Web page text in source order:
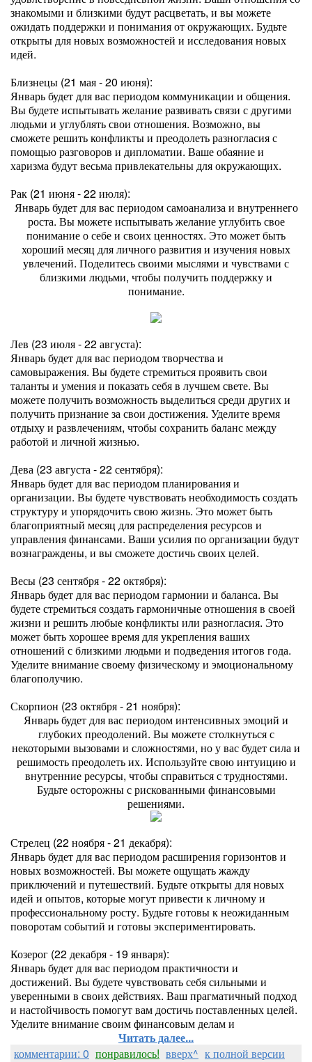
знакомыми и близкими будут расцветать, и вы можете
ожидать поддержки и понимания от окружающих. Будьте
открыты для новых возможностей и исследования новых
идей.
Близнецы (21 мая - 20 июня):
Январь будет для вас периодом коммуникации и общения.
Вы будете испытывать желание развивать связи с другими
людьми и углублять свои отношения. Возможно, вы
сможете решить конфликты и преодолеть разногласия с
помощью разговоров и дипломатии. Ваше обаяние и
харизма будут весьма привлекательны для окружающих.
Рак (21 июня - 22 июля):
Январь будет для вас периодом самоанализа и внутреннего
роста. Вы можете испытывать желание углубить свое
понимание о себе и своих ценностях. Это может быть
хороший месяц для личного развития и изучения новых
увлечений. Поделитесь своими мыслями и чувствами с
близкими людьми, чтобы получить поддержку и
понимание.
Лев (23 июля - 22 августа):
Январь будет для вас периодом творчества и
самовыражения. Вы будете стремиться проявить свои
таланты и умения и показать себя в лучшем свете. Вы
можете получить возможность выделиться среди других и
получить признание за свои достижения. Уделите время
отдыху и развлечениям, чтобы сохранить баланс между
работой и личной жизнью.
Дева (23 августа - 22 сентября):
Январь будет для вас периодом планирования и
организации. Вы будете чувствовать необходимость создать
структуру и упорядочить свою жизнь. Это может быть
благоприятный месяц для распределения ресурсов и
управления финансами. Ваши усилия по организации будут
вознаграждены, и вы сможете достичь своих целей.
Весы (23 сентября - 22 октября):
Январь будет для вас периодом гармонии и баланса. Вы
будете стремиться создать гармоничные отношения в своей
жизни и решить любые конфликты или разногласия. Это
может быть хорошее время для укрепления ваших
отношений с близкими людьми и подведения итогов года.
Уделите внимание своему физическому и эмоциональному
благополучию.
Скорпион (23 октября - 21 ноября):
Январь будет для вас периодом интенсивных эмоций и
глубоких преодолений. Вы можете столкнуться с
некоторыми вызовами и сложностями, но у вас будет сила и
решимость преодолеть их. Используйте свою интуицию и
внутренние ресурсы, чтобы справиться с трудностями.
Будьте осторожны с рискованными финансовыми
решениями.
Стрелец (22 ноября - 21 декабря):
Январь будет для вас периодом расширения горизонтов и
новых возможностей. Вы можете ощущать жажду
приключений и путешествий. Будьте открыты для новых
идей и опытов, которые могут привести к личному и
профессиональному росту. Будьте готовы к неожиданным
поворотам событий и готовы экспериментировать.
Козерог (22 декабря - 19 января):
Январь будет для вас периодом практичности и
достижений. Вы будете чувствовать себя сильными и
уверенными в своих действиях. Ваш прагматичный подход
и настойчивость помогут вам достичь поставленных целей.
Уделите внимание своим финансовым делам и
Читать далее...
комментарии: 0 понравилось! вверх^ к полной версии